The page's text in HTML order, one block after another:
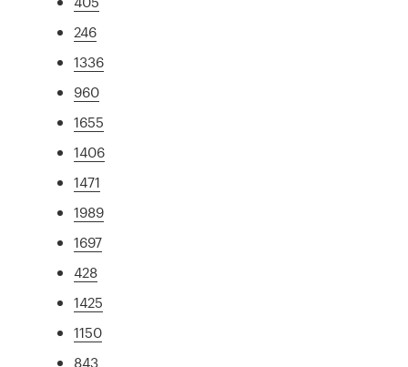
246
1336
960
1655
1406
1471
1989
1697
428
1425
1150
843